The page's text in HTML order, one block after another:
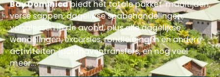
Bay Dominicabiedt het totale pakket: maaltijden,
verse sappen, dagelijkse spabehandelingen,
yogalessen in de avond, plus alle dagelijkse
wandelingen, excursies, rondleidingen en andere
activiteiten, luchthaventransfers, en nog veel
meer…